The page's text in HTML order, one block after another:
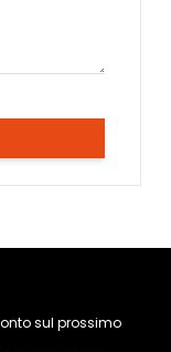
sul prossimo